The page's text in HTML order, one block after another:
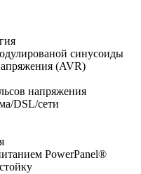
синусоиды
(AVR)
напряжения
DSL/сети
PowerPanel®